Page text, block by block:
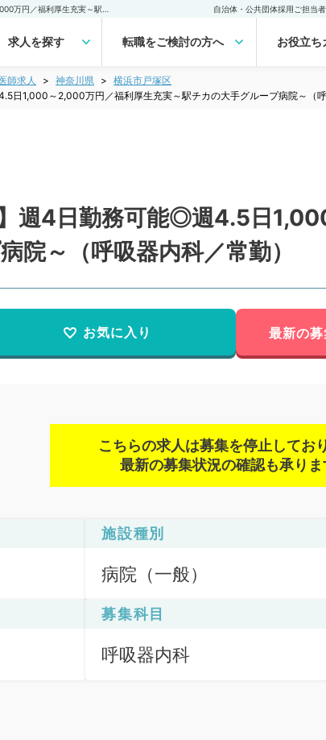
自治体・公共団体採用ご担当
求人を探す 転職をご検討の方へ お役立ち
師求人 神奈川県
横浜市戸塚区
日1,000～2,000万円／福利厚生充実～駅チカの大手グループ病院～（呼
】週4日勤務可能◎週4.5日
院～（呼吸器内科／常勤）
お気に入り 最新の
こちらの求人は募集を停止してお
最新の募集状況の確認も承りま
施設種別
病院（一般）
募集科目
呼吸器内科